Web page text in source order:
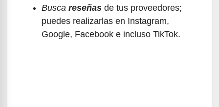
Busca reseñas de tus proveedores;
puedes realizarlas en Instagram,
Google, Facebook e incluso TikTok.